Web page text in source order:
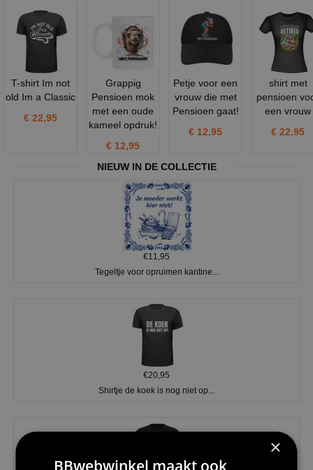
T-shirt Im not
old Im a Classic
€ 22,95
Grappig
Pensioen mok
met een oude
kameel opdruk!
€ 12,95
Petje voor een
vrouw die met
Pensioen gaat!
€ 12,95
shirt met
pensioen
een vrouw
€ 22,95
NIEUW IN DE COLLECTIE
€11,95
Tegeltje voor opruimen kantine...
€20,95
Shirtje de koek is nog niet op...
×
BBwebwinkel maakt ook